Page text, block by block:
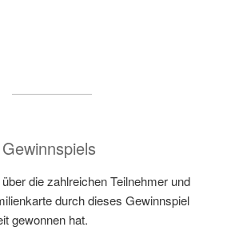
die zahlreichen Teilnehmer und
durch dieses Gewinnspiel
gewonnen hat.